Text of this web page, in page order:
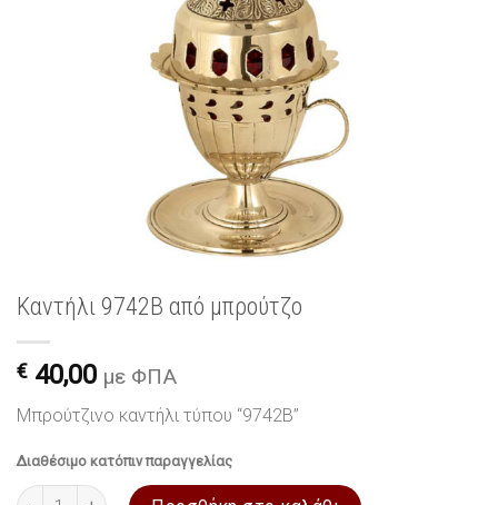
Καντήλι 9742B από μπρούτζο
€ 40,00 με ΦΠΑ
Μπρούτζινο καντήλι τύπου “9742B”
Διαθέσιμο κατόπιν παραγγελίας
Καντήλι 9742B από μπρούτζο ποσότητα